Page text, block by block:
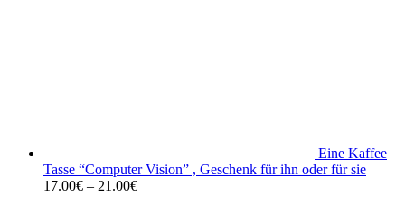
Eine Kaffee
Tasse “Computer Vision” , Geschenk für ihn oder für sie
17.00€ – 21.00€